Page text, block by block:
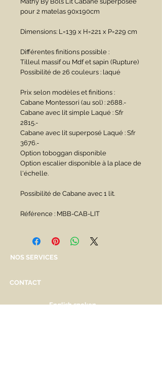
pour 2 matelas 90x190cm
Dimensions: L=139 x H=221 x P=229 cm
Différentes finitions possible :
Tilleul massif ou Mdf et sapin (Rupture)
Possibilité de 26 couleurs : laqué
Prix selon modèles et finitions :
Cabane Montessori (au sol) : 2688.-
Cabane avec lit simple Laqué : Sfr
2815.-
Cabane avec lit superposé Laqué : Sfr
3676.-
Option toboggan disponible
Option escalier disponible à la place de
l'échelle.
Possibilité de Cabane avec 1 lit.
Référence : MBB-CAB-LIT
NOS SERVICES
CONTACT
English spoken